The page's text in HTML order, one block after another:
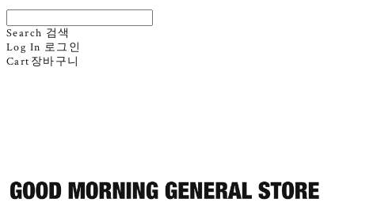
Search 검색
Log In 로그인
Cart 장바구니